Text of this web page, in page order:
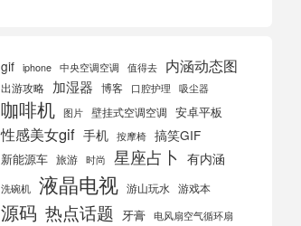
gif iphone 中央空调空调 值得去 内涵动态图
出游攻略 加湿器 博客 口腔护理 吸尘器
咖啡机 图片 壁挂式空调空调 安卓平板
性感美女gif 手机 按摩椅 搞笑GIF
新能源车 旅游 时尚 星座占卜 有内涵
洗碗机 液晶电视 游山玩水 游戏本
源码 热点话题 牙膏 电风扇空气循环扇